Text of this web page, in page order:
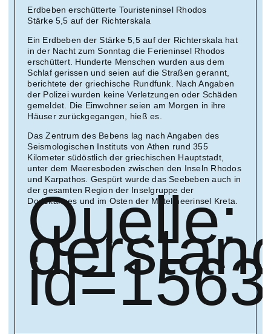
Erdbeben erschütterte Touristeninsel Rhodos
Stärke 5,5 auf der Richterskala
Ein Erdbeben der Stärke 5,5 auf der Richterskala hat
in der Nacht zum Sonntag die Ferieninsel Rhodos
erschüttert. Hunderte Menschen wurden aus dem
Schlaf gerissen und seien auf die Straßen gerannt,
berichtete der griechische Rundfunk. Nach Angaben
der Polizei wurden keine Verletzungen oder Schäden
gemeldet. Die Einwohner seien am Morgen in ihre
Häuser zurückgegangen, hieß es.
Das Zentrum des Bebens lag nach Angaben des
Seismologischen Instituts von Athen rund 355
Kilometer südöstlich der griechischen Hauptstadt,
unter dem Meeresboden zwischen den Inseln Rhodos
und Karpathos. Gespürt wurde das Seebeben auch in
der gesamten Region der Inselgruppe der
Dodekannes und im Osten der Mittelmeerinsel Kreta.
Quelle: